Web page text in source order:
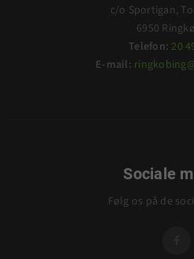
c/o Sportigan,
6950
Telefon: 20
E-mail:
Sociale
Følg os på de